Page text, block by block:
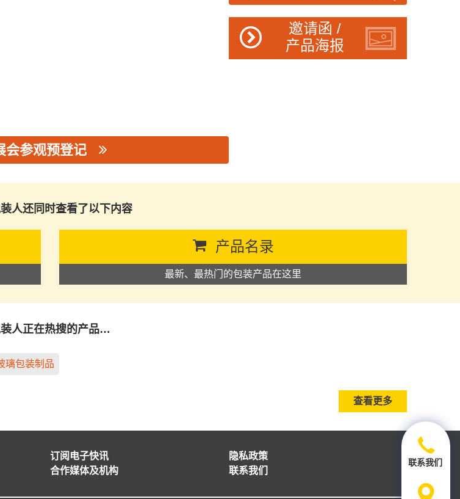
邀请函 /
产品海报
会参观预登记
人还同时查看了以下内容
产品名录
最新、最热门的包装产品在这里
人正在热搜的产品…
璃包装制品
查看更多
订阅电子快讯
合作媒体及机构
隐私政策
联系我们
联系我们